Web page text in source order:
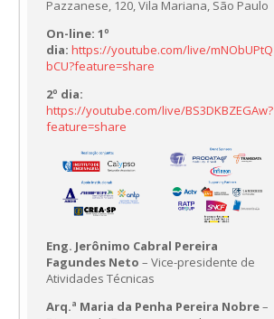
Pazzanese, 120, Vila Mariana, São Paulo
On-line: 1º
dia: https://youtube.com/live/mNObUPtQ
bCU?feature=share
2º dia:
https://youtube.com/live/BS3DKBZEGAw?
feature=share
Eng. Jerônimo Cabral Pereira
Fagundes Neto – Vice-presidente de
Atividades Técnicas
Arq.ª Maria da Penha Pereira Nobre–